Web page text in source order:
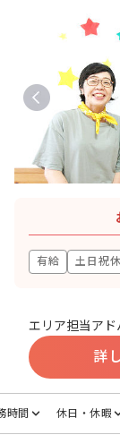
有給 土日祝
エリア担当アド
詳
時間 休日・休暇